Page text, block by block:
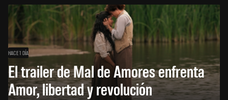
HACE 1 DÍA
El trailer de Mal de Amores enfrenta
Amor, libertad y revolución